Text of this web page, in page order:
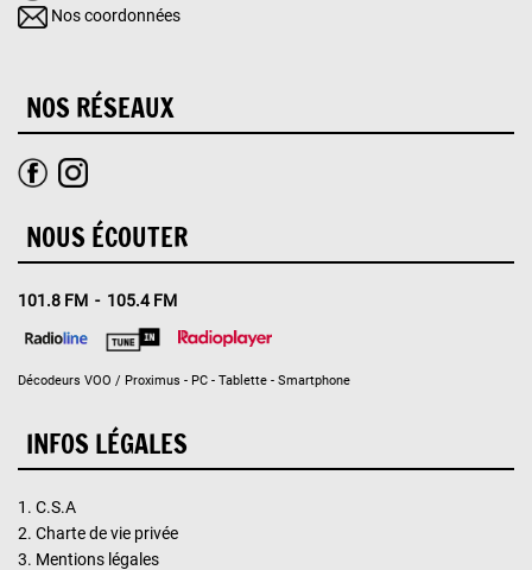
Nos coordonnées
NOS RÉSEAUX
NOUS ÉCOUTER
101.8 FM - 105.4 FM
Décodeurs VOO / Proximus - PC - Tablette - Smartphone
INFOS LÉGALES
1. C.S.A
2. Charte de vie privée
3. Mentions légales